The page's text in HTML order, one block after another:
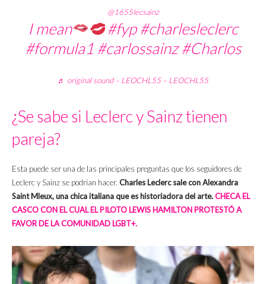
@1655lecsainz
I mean #fyp #charlesleclerc
#formula1 #carlossainz #Charlos
♬ original sound – LEOCHL55 – LEOCHL55
¿Se sabe si Leclerc y Sainz tienen
pareja?
Esta puede ser una de las principales preguntas que los seguidores de
Leclerc y Sainz se podrían hacer. Charles Leclerc sale con Alexandra
Saint Mleux, una chica italiana que es historiadora del arte.CHECA EL
CASCO CON EL CUAL EL PILOTO LEWIS HAMILTON PROTESTÓ A
FAVOR DE LA COMUNIDAD LGBT+.